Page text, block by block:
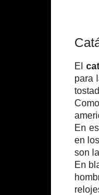
El
para
En
en los
son
En